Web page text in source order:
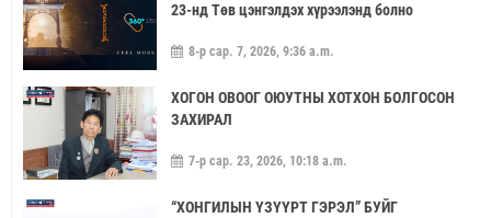
23-нд Төв цэнгэлдэх хүрээлэнд болно
8-р сар. 7, 2026, 9:36 a.m.
ХОГОН ОВООГ ОЮУТНЫ ХОТХОН БОЛГОСОН
ЗАХИРАЛ
7-р сар. 23, 2026, 10:18 a.m.
“ХОНГИЛЫН ҮЗҮҮРТ ГЭРЭЛ” БУЙГ